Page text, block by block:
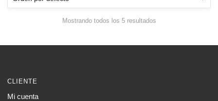
Mostrando todos los 5 resultados
CLIENTE
Mi cuenta